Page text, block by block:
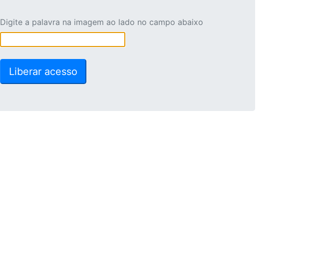
Digite a palavra na imagem ao lado no campo abaixo